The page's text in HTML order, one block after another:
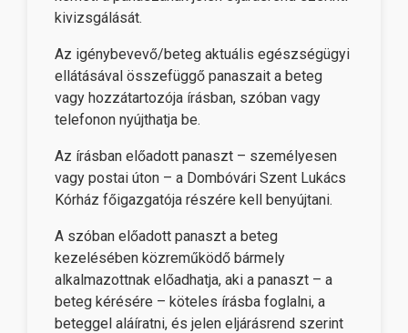
kivizsgálását.
Az igénybevevő/beteg aktuális egészségügyi
ellátásával összefüggő panaszait a beteg
vagy hozzátartozója írásban, szóban vagy
telefonon nyújthatja be.
Az írásban előadott panaszt – személyesen
vagy postai úton – a Dombóvári Szent Lukács
Kórház főigazgatója részére kell benyújtani.
A szóban előadott panaszt a beteg
kezelésében közreműködő bármely
alkalmazottnak előadhatja, aki a panaszt – a
beteg kérésére – köteles írásba foglalni, a
beteggel aláíratni, és jelen eljárásrend szerint